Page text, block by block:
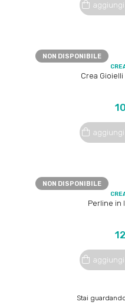
NON DISPONIBILE
Crea
NON DISPONIBILE
Perline in
Stai